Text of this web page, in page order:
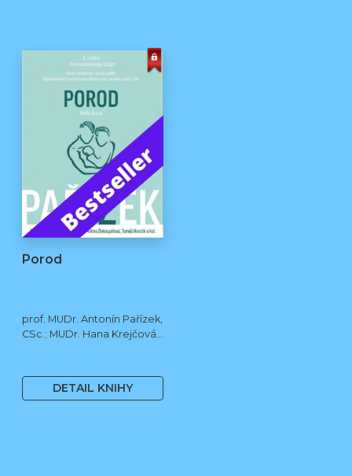
Porod
prof. MUDr. Antonín Pařízek,
CSc.; MUDr. Hana Krejčová,
Tomáš Honzík, Ph.D. a kol.
DETAIL KNIHY